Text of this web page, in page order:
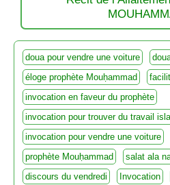
doua pour vendre une voiture
éloge prophète Mouḥammad
invocation en faveur du prophète
invocation pour trouver du travail
invocation pour vendre une voiture
prophète Mouḥammad
salat ala
discours du vendredi
Invocation